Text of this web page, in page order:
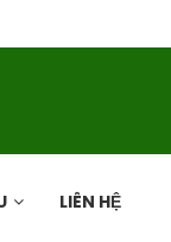
LIÊN HỆ